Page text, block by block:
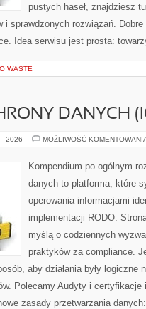
pustych haseł, znajdziesz
i sprawdzonych rozwiązań.
Idea serwisu jest prosta:
WASTE
DANYCH
- 2026 MOŻLIWOŚĆ
Kompendium po ogólnym
danych to platforma, które
operowania informacjami
implementacji RODO.
myślą o codziennych
praktyków za compliance.
aby działania były logiczne
Polecamy Audyty i
zasady przetwarzania